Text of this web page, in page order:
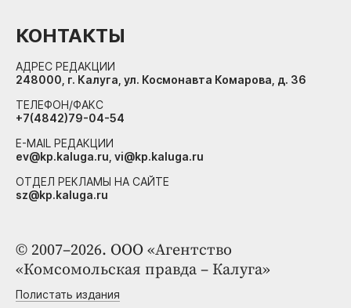
© 2007–2026. ООО «Агентство
«Комсомольская правда – Калуга»
Полистать издания
КОНТАКТЫ
АДРЕС РЕДАКЦИИ
248000, г. Калуга, ул. Космонавта Комарова, д. 36
ТЕЛЕФОН/ФАКС
+7(4842)79-04-54
E-MAIL РЕДАКЦИИ
ev@kp.kaluga.ru, vi@kp.kaluga.ru
ОТДЕЛ РЕКЛАМЫ НА САЙТЕ
sz@kp.kaluga.ru